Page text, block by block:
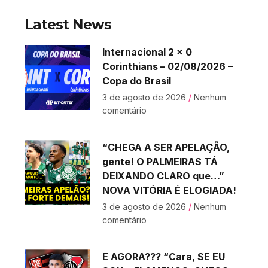
Latest News
Internacional 2 x 0
Corinthians – 02/08/2026 –
Copa do Brasil
3 de agosto de 2026 Nenhum
comentário
“CHEGA A SER APELAÇÃO,
gente! O PALMEIRAS TÁ
DEIXANDO CLARO que…”
NOVA VITÓRIA É ELOGIADA!
3 de agosto de 2026 Nenhum
comentário
E AGORA??? “Cara, SE EU